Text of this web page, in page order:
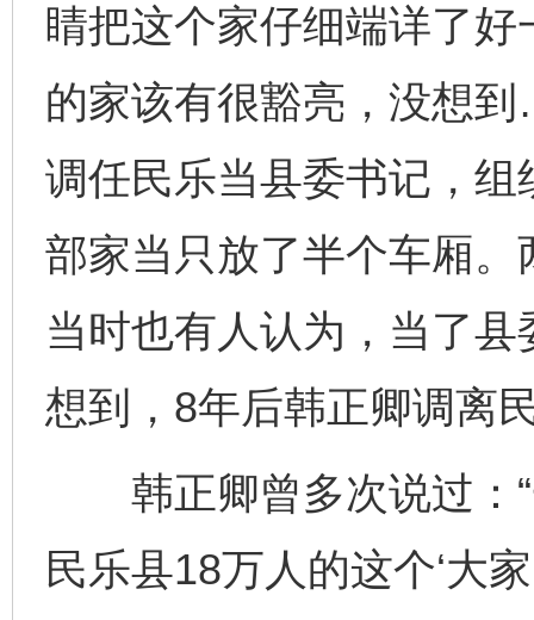
睛把这个家仔细端详了
的家该有很豁亮，没想
调任民乐当县委书记，
部家当只放了半个车厢。
当时也有人认为，当了
想到，8年后韩正卿调离
韩正卿曾多次说过：“
民乐县18万人的这个‘大